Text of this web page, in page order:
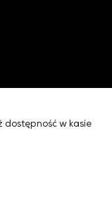
dostępność w kasie